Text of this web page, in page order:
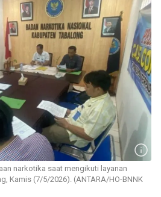
narkotika saat mengikuti layanan
Kamis (7/5/2026). (ANTARA/HO-BNNK